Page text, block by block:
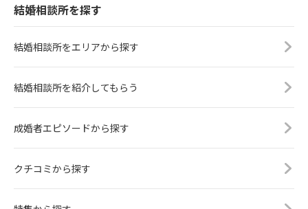
結婚相談所を探す
結婚相談所をエリアから探す
結婚相談所を紹介してもらう
成婚者エピソードから探す
クチコミから探す